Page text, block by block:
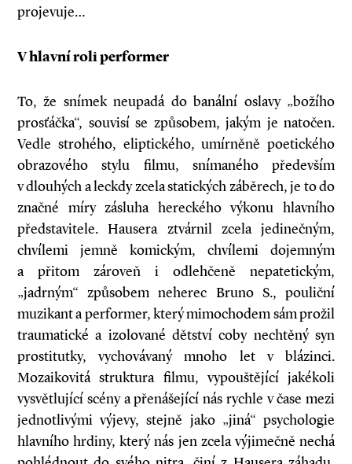
projevuje…
V hlavní roli performer
To, že snímek neupadá do banální oslavy „božího
prosťáčka“, souvisí se způsobem, jakým je natočen.
Vedle strohého, eliptického, umírněně poetického
obrazového stylu filmu, snímaného především
v dlouhých a leckdy zcela statických záběrech, je to do
značné míry zásluha hereckého výkonu hlavního
představitele. Hausera ztvárnil zcela jedinečným,
chvílemi jemně komickým, chvílemi dojemným
a přitom zároveň i odlehčeně nepatetickým,
„jadrným“ způsobem neherec Bruno S., pouliční
muzikant a performer, který mimochodem sám prožil
traumatické a izolované dětství coby nechtěný syn
prostitutky, vychovávaný mnoho let v blázinci.
Mozaikovitá struktura filmu, vypouštějící jakékoli
vysvětlující scény a přenášející nás rychle v čase mezi
jednotlivými výjevy, stejně jako „jiná“ psychologie
hlavního hrdiny, který nás jen zcela výjimečně nechá